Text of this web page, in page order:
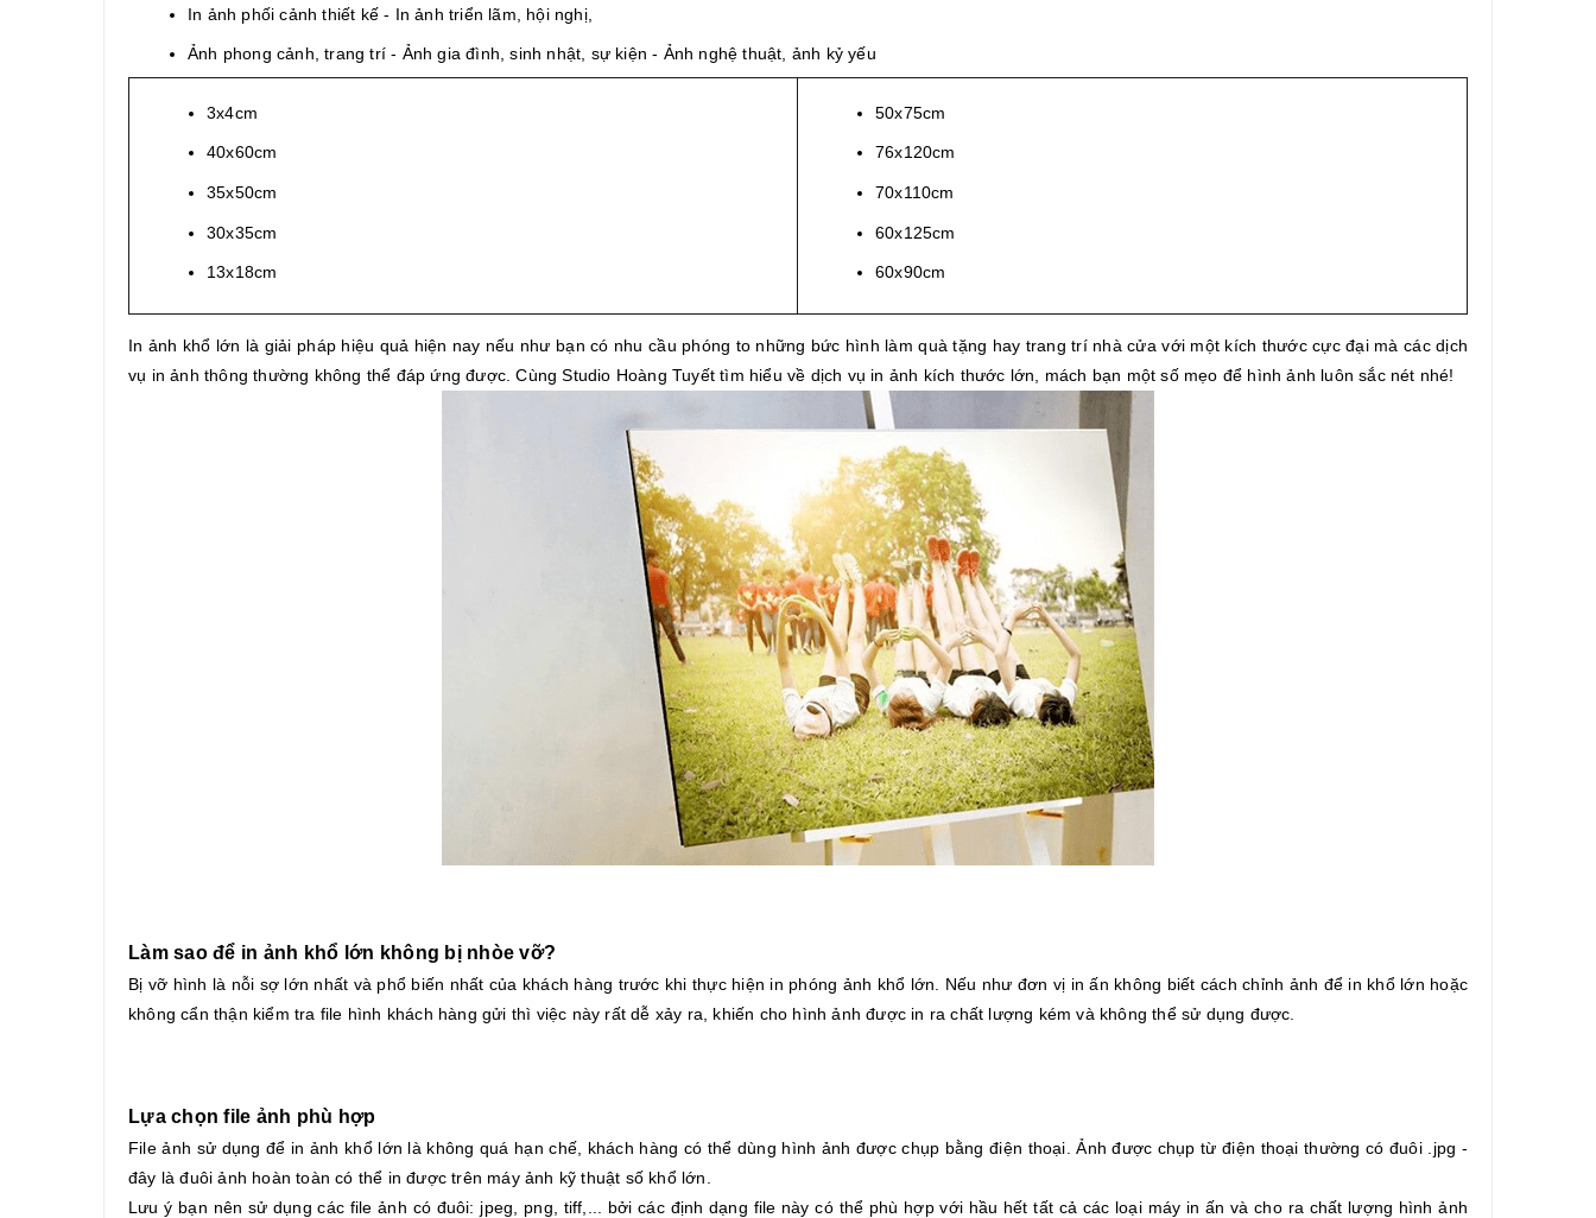
In ảnh phối cảnh thiết kế - In ảnh triển lãm, hội nghị,
Ảnh phong cảnh, trang trí - Ảnh gia đình, sinh nhật, sự kiện - Ảnh nghệ thuật, ảnh kỷ yếu
3x4cm
40x60cm
35x50cm
30x35cm
13x18cm
50x75cm
76x120cm
70x110cm
60x125cm
60x90cm
In ảnh khổ lớn là giải pháp hiệu quả hiện nay nếu như bạn có nhu cầu phóng to những bức hình làm quà tặng hay trang trí nhà cửa với một kích thước cực đại mà các dịch
vụ in ảnh thông thường không thể đáp ứng được. Cùng Studio Hoàng Tuyết tìm hiểu về dịch vụ in ảnh kích thước lớn, mách bạn một số mẹo để hình ảnh luôn sắc nét nhé!
Làm sao để in ảnh khổ lớn không bị nhòe vỡ?
Bị vỡ hình là nỗi sợ lớn nhất và phổ biến nhất của khách hàng trước khi thực hiện in phóng ảnh khổ lớn. Nếu như đơn vị in ấn không biết cách chỉnh ảnh để in khổ lớn hoặc
không cẩn thận kiểm tra file hình khách hàng gửi thì việc này rất dễ xảy ra, khiến cho hình ảnh được in ra chất lượng kém và không thể sử dụng được.
Lựa chọn file ảnh phù hợp
File ảnh sử dụng để in ảnh khổ lớn là không quá hạn chế, khách hàng có thể dùng hình ảnh được chụp bằng điện thoại. Ảnh được chụp từ điện thoại thường có đuôi .jpg -
đây là đuôi ảnh hoàn toàn có thể in được trên máy ảnh kỹ thuật số khổ lớn.
Lưu ý bạn nên sử dụng các file ảnh có đuôi: jpeg, png, tiff,... bởi các định dạng file này có thể phù hợp với hầu hết tất cả các loại máy in ấn và cho ra chất lượng hình ảnh